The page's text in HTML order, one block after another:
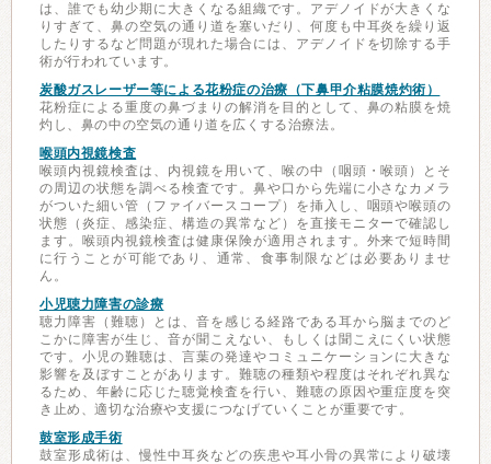
は、誰でも幼少期に大きくなる組織です。アデノイドが大きくな
りすぎて、鼻の空気の通り道を塞いだり、何度も中耳炎を繰り返
したりするなど問題が現れた場合には、アデノイドを切除する手
術が行われています。
炭酸ガスレーザー等による花粉症の治療（下鼻甲介粘膜焼灼術）
花粉症による重度の鼻づまりの解消を目的として、鼻の粘膜を焼
灼し、鼻の中の空気の通り道を広くする治療法。
喉頭内視鏡検査
喉頭内視鏡検査は、内視鏡を用いて、喉の中（咽頭・喉頭）とそ
の周辺の状態を調べる検査です。鼻や口から先端に小さなカメラ
がついた細い管（ファイバースコープ）を挿入し、咽頭や喉頭の
状態（炎症、感染症、構造の異常など）を直接モニターで確認し
ます。喉頭内視鏡検査は健康保険が適用されます。外来で短時間
に行うことが可能であり、通常、食事制限などは必要ありませ
ん。
小児聴力障害の診療
聴力障害（難聴）とは、音を感じる経路である耳から脳までのど
こかに障害が生じ、音が聞こえない、もしくは聞こえにくい状態
です。小児の難聴は、言葉の発達やコミュニケーションに大きな
影響を及ぼすことがあります。難聴の種類や程度はそれぞれ異な
るため、年齢に応じた聴覚検査を行い、難聴の原因や重症度を突
き止め、適切な治療や支援につなげていくことが重要です。
鼓室形成手術
鼓室形成術は、慢性中耳炎などの疾患や耳小骨の異常により破壊